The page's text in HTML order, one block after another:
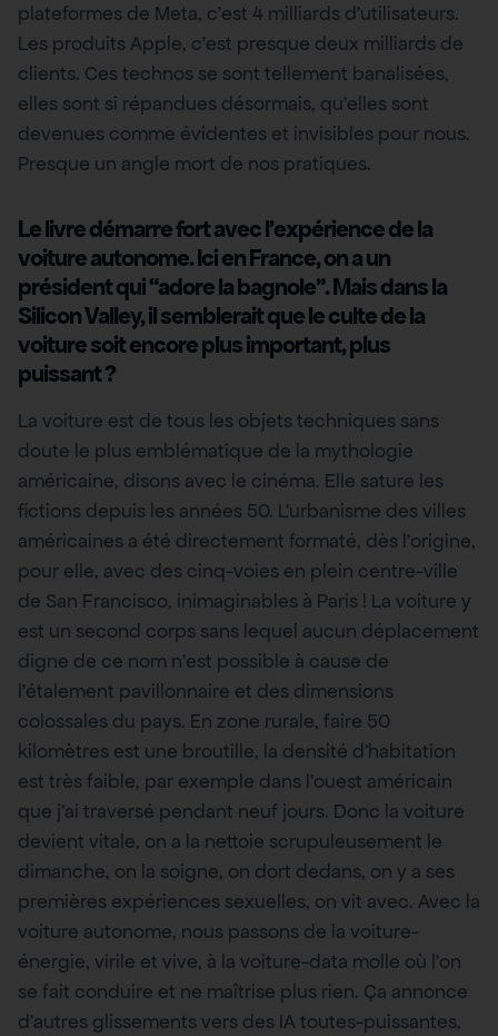
plateformes de Meta, c’est 4 milliards d’utilisateurs.
Les produits Apple, c’est presque deux milliards de
clients. Ces technos se sont tellement banalisées,
elles sont si répandues désormais, qu’elles sont
devenues comme évidentes et invisibles pour nous.
Presque un angle mort de nos pratiques.
Le livre démarre fort avec l’expérience de la
voiture autonome. Ici en France, on a un
président qui “adore la bagnole”. Mais dans la
Silicon Valley, il semblerait que le culte de la
voiture soit encore plus important, plus
puissant ?
La voiture est de tous les objets techniques sans
doute le plus emblématique de la mythologie
américaine, disons avec le cinéma. Elle sature les
fictions depuis les années 50. L’urbanisme des villes
américaines a été directement formaté, dès l’origine,
pour elle, avec des cinq-voies en plein centre-ville
de San Francisco, inimaginables à Paris ! La voiture y
est un second corps sans lequel aucun déplacement
digne de ce nom n’est possible à cause de
l’étalement pavillonnaire et des dimensions
colossales du pays. En zone rurale, faire 50
kilomètres est une broutille, la densité d’habitation
est très faible, par exemple dans l’ouest américain
que j’ai traversé pendant neuf jours. Donc la voiture
devient vitale, on a la nettoie scrupuleusement le
dimanche, on la soigne, on dort dedans, on y a ses
premières expériences sexuelles, on vit avec. Avec la
voiture autonome, nous passons de la voiture-
énergie, virile et vive, à la voiture-data molle où l’on
se fait conduire et ne maîtrise plus rien. Ça annonce
d’autres glissements vers des IA toutes-puissantes,